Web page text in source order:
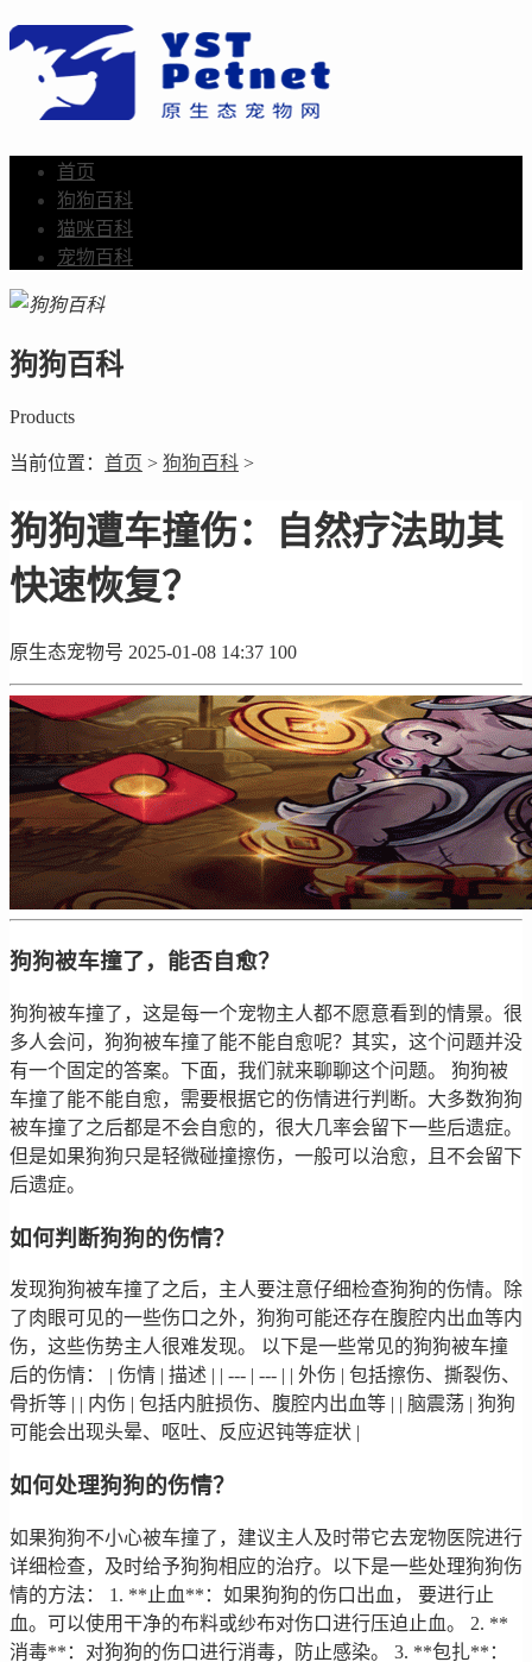
首页
狗狗百科
猫咪百科
宠物百科
狗狗百科
Products
当前位置： 首页 > 狗狗百科 >
狗狗遭车撞伤：自然疗法助其
快速恢复？
原生态宠物号 2025-01-08 14:37 100
狗狗被车撞了，能否自愈？
狗狗被车撞了，这是每一个宠物主人都不愿意看到的情景。很
多人会问，狗狗被车撞了能不能自愈呢？其实，这个问题并没
有一个固定的答案。下面，我们就来聊聊这个问题。 狗狗被
车撞了能不能自愈，需要根据它的伤情进行判断。大多数狗狗
被车撞了之后都是不会自愈的，很大几率会留下一些后遗症。
但是如果狗狗只是轻微碰撞擦伤，一般可以治愈，且不会留下
后遗症。
如何判断狗狗的伤情？
发现狗狗被车撞了之后，主人要注意仔细检查狗狗的伤情。除
了肉眼可见的一些伤口之外，狗狗可能还存在腹腔内出血等内
伤，这些伤势主人很难发现。 以下是一些常见的狗狗被车撞
后的伤情： | 伤情 | 描述 | | --- | --- | | 外伤 | 包括擦伤、撕裂伤、
骨折等 | | 内伤 | 包括内脏损伤、腹腔内出血等 | | 脑震荡 | 狗狗
可能会出现头晕、呕吐、反应迟钝等症状 |
如何处理狗狗的伤情？
如果狗狗不小心被车撞了，建议主人及时带它去宠物医院进行
详细检查，及时给予狗狗相应的治疗。以下是一些处理狗狗伤
情的方法： 1. **止血**：如果狗狗的伤口出血， 要进行止
血。可以使用干净的布料或纱布对伤口进行压迫止血。 2. **
消毒**：对狗狗的伤口进行消毒，防止感染。 3. **包扎**：